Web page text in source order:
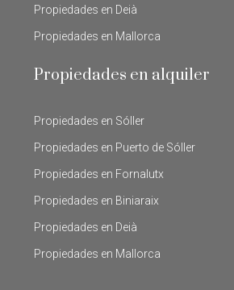
Propiedades en Deià
Propiedades en Mallorca
Propiedades en alquiler
Propiedades en Sóller
Propiedades en Puerto de Sóller
Propiedades en Fornalutx
Propiedades en Biniaraix
Propiedades en Deià
Propiedades en Mallorca